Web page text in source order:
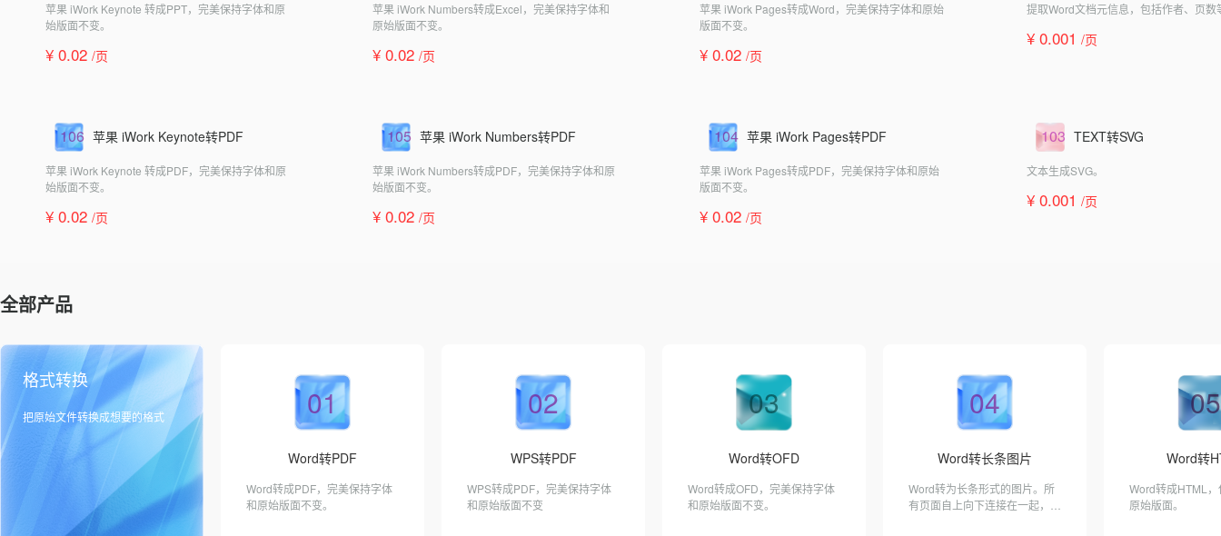
苹果 iWork Keynote 转成PPT，完美保持字体和原
始版面不变。
¥ 0.02 /页
苹果 iWork Numbers转成Excel，完美保持字体和
原始版面不变。
¥ 0.02 /页
苹果 iWork Pages转成Word，完美保持字体和原始
版面不变。
¥ 0.02 /页
提取Word文档元信息，包括作者、页数
¥ 0.001 /页
106 苹果 iWork Keynote转PDF
苹果 iWork Keynote 转成PDF，完美保持字体和原
始版面不变。
¥ 0.02 /页
105 苹果 iWork Numbers转PDF
苹果 iWork Numbers转成PDF，完美保持字体和原
始版面不变。
¥ 0.02 /页
104 苹果 iWork Pages转PDF
苹果 iWork Pages转成PDF，完美保持字体和原始
版面不变。
¥ 0.02 /页
103 TEXT转SVG
文本生成SVG。
¥ 0.001 /页
全部产品
格式转换
把原始文件转换成想要的格式 01
Word转PDF
Word转成PDF，完美保持字体
和原始版面不变。
02
WPS转PDF
WPS转成PDF，完美保持字体
和原始版面不变
03
Word转OFD
Word转成OFD，完美保持字体
和原始版面不变。
04
Word转长条图片
Word转为长条形式的图片。所
有页面自上向下连接在一起，可
05
Word转
Word转成HTML
原始版面。